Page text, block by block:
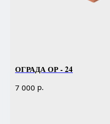
ОГРАДА ОР - 24
7 000 р.